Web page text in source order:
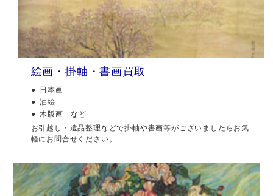
絵画・掛軸・書画買取
日本画
油絵
木版画 など
お引越し・遺品整理などで掛軸や書画等がございましたらお気
軽にお問合せください。